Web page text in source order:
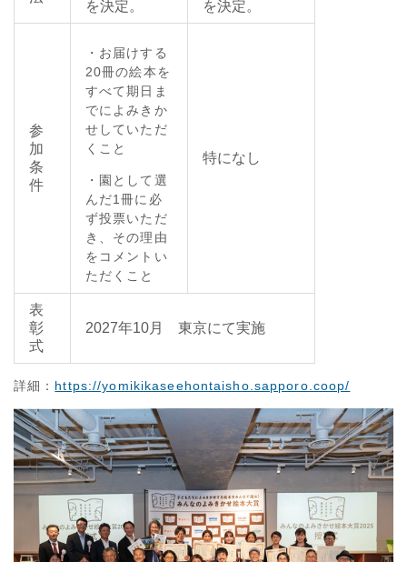
を決定。 を決定。
参
加
条
件
・お届けする
20冊の絵本を
すべて期日ま
でによみきか
せしていただ
くこと
・園として選
んだ1冊に必
ず投票いただ
き、その理由
をコメントい
ただくこと
特になし
表
彰
式
2027年10月 東京にて実施
詳細： https://yomikikaseehontaisho.sapporo.coop/